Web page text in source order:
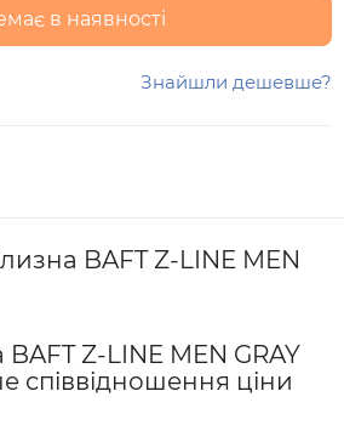
в наявності
Знайшли дешевше?
BAFT Z-LINE MEN
Z-LINE MEN GRAY
співвідношення ціни